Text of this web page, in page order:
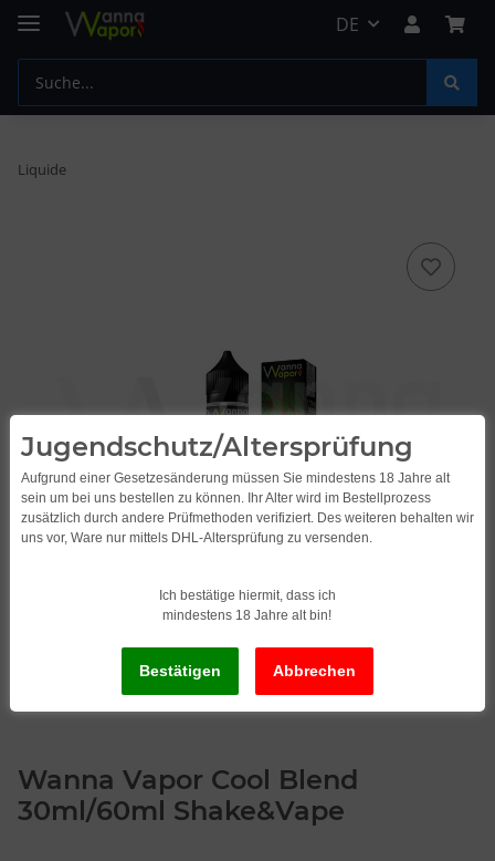
DE
Liquide
Wanna Vapor Cool Blend
30ml/60ml Shake&Vape
Jugendschutz/Altersprüfung
Aufgrund einer Gesetzesänderung müssen Sie mindestens 18 Jahre alt
sein um bei uns bestellen zu können. Ihr Alter wird im Bestellprozess
zusätzlich durch andere Prüfmethoden verifiziert. Des weiteren behalten wir
uns vor, Ware nur mittels DHL-Altersprüfung zu versenden.
Ich bestätige hiermit, dass ich
mindestens 18 Jahre alt bin!